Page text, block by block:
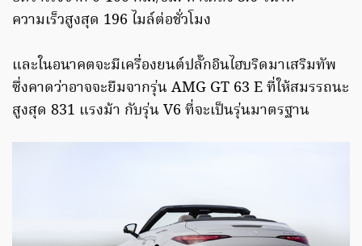
ความเร็วสูงสุด 196 ไมล์ต่อชั่วโมง
และในอนาคตจะมีเครื่องยนต์ปลั๊กอินไฮบริดมาเสริมทัพ
ซึ่งคาดว่าอาจจะยืมจากรุ่น AMG GT 63 E ที่ให้สมรรถนะ
สูงสุด 831 แรงม้า กับรุ่น V6 ที่จะเป็นรุ่นมาตรฐาน